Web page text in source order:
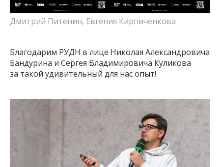
Дмитрий Питенин, Евгения Кирпиченкова
Благодарим РУДН в лице Николая Александровича
Бандурина и Сергея Владимировича Куликова
за такой удивительный для нас опыт!